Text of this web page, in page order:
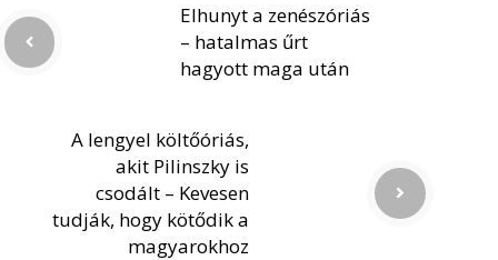
Elhunyt a zenészóriás
– hatalmas űrt
hagyott maga után
A lengyel költőóriás,
akit Pilinszky is
csodált – Kevesen
tudják, hogy kötődik a
magyarokhoz